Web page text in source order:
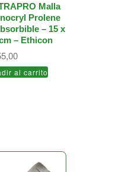
Malla
Prolene
– 15 x
– Ethicon
al carrito